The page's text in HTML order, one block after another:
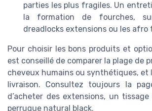
parties les plus fragiles. Un
la formation de fourches,
dreadlocks extensions ou les afro
Pour choisir les bons produits et
est conseillé de comparer la plage de
cheveux humains ou synthétiques, et
livraison. Consultez toujours la
d’acheter des extensions, un
perruque natural black.